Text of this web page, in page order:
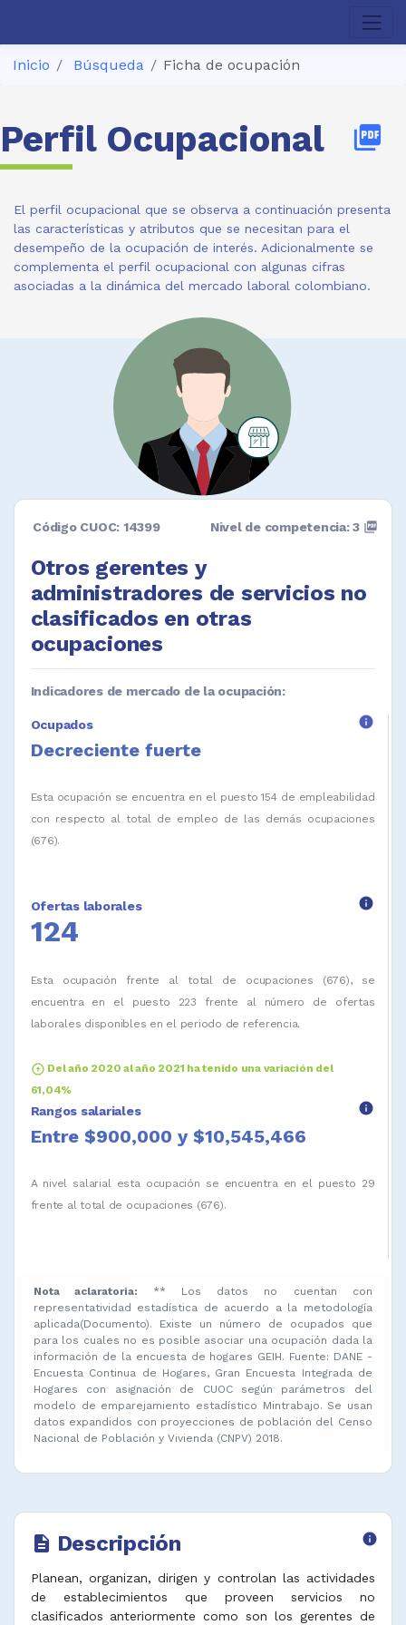
Inicio Búsqueda Ficha de ocupación
Perfil Ocupacional picture_as_pdf
El perfil ocupacional que se observa a continuación presenta
las características y atributos que se necesitan para el
desempeño de la ocupación de interés. Adicionalmente se
complementa el perfil ocupacional con algunas cifras
asociadas a la dinámica del mercado laboral colombiano.
Código CUOC: 14399
Otros gerentes y
administradores de servicios no
clasificados en otras
ocupaciones
Nivel de competencia: 3 picture_as_pdf
Indicadores de mercado de la ocupación:
Ocupados info
Decreciente fuerte
Esta ocupación se encuentra en el puesto 154 de empleabilidad
con respecto al total de empleo de las demás ocupaciones
(676).
Ofertas laborales info
124
Esta ocupación frente al total de ocupaciones (676), se
encuentra en el puesto 223 frente al número de ofertas
laborales disponibles en el periodo de referencia.
arrow_circle_up Del año 2020 al año 2021 ha tenido una variación del
61,04%
Rangos salariales info
Entre $900,000 y $10,545,466
A nivel salarial esta ocupación se encuentra en el puesto 29
frente al total de ocupaciones (676).
Nota aclaratoria:
** Los datos no cuentan con
representatividad estadística de acuerdo a la metodología
aplicada(Documento). Existe un número de ocupados que
para los cuales no es posible asociar una ocupación dada la
información de la encuesta de hogares GEIH. Fuente: DANE -
Encuesta Continua de Hogares, Gran Encuesta Integrada de
Hogares con asignación de CUOC según parámetros del
modelo de emparejamiento estadístico Mintrabajo. Se usan
datos expandidos con proyecciones de población del Censo
Nacional de Población y Vivienda (CNPV) 2018.
description Descripción info
Planean, organizan, dirigen y controlan las actividades
de establecimientos que proveen servicios no
clasificados anteriormente como son los gerentes de